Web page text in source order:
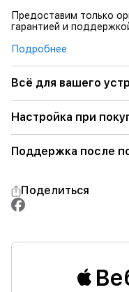
Предоставим только
гарантией и
Подробнее
Всё для вашего
Настройка при
Поддержка после
Поделиться